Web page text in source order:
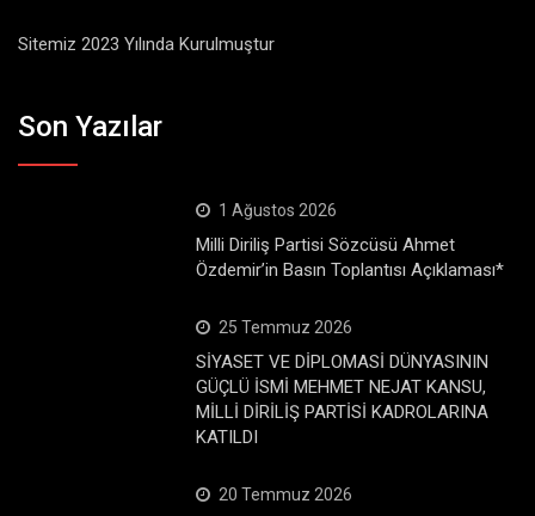
Sitemiz 2023 Yılında Kurulmuştur
Son Yazılar
1 Ağustos 2026
Milli Diriliş Partisi Sözcüsü Ahmet
Özdemir’in Basın Toplantısı Açıklaması*
25 Temmuz 2026
SİYASET VE DİPLOMASİ DÜNYASININ
GÜÇLÜ İSMİ MEHMET NEJAT KANSU,
MİLLİ DİRİLİŞ PARTİSİ KADROLARINA
KATILDI
20 Temmuz 2026